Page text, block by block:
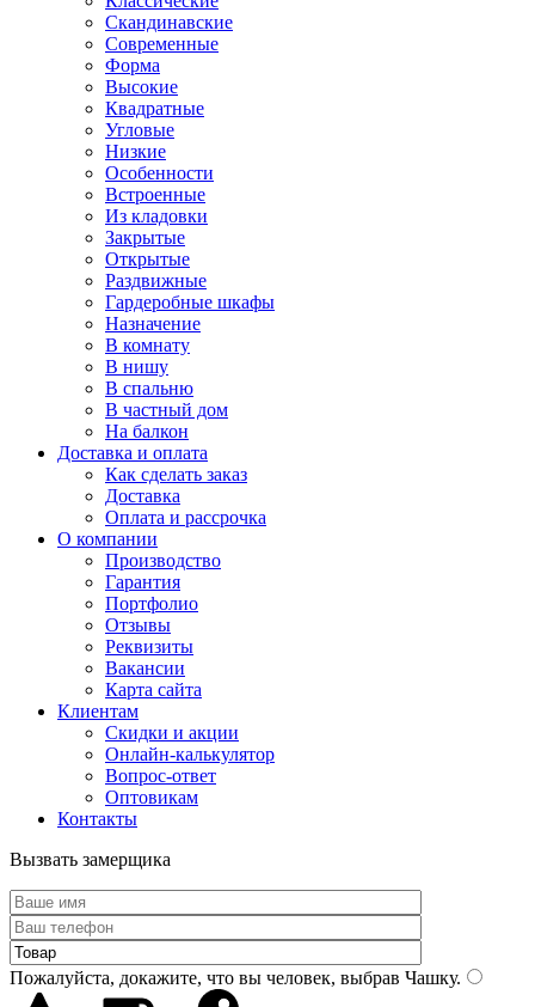
Скандинавские
Современные
Форма
Высокие
Квадратные
Угловые
Низкие
Особенности
Встроенные
Из кладовки
Закрытые
Открытые
Раздвижные
Гардеробные шкафы
Назначение
В комнату
В нишу
В спальню
В частный дом
На балкон
Доставка и оплата
Как сделать заказ
Доставка
Оплата и рассрочка
О компании
Производство
Гарантия
Портфолио
Отзывы
Реквизиты
Вакансии
Карта сайта
Клиентам
Скидки и акции
Онлайн-калькулятор
Вопрос-ответ
Оптовикам
Контакты
Вызвать замерщика
Пожалуйста, докажите, что вы человек, выбрав Чашку.